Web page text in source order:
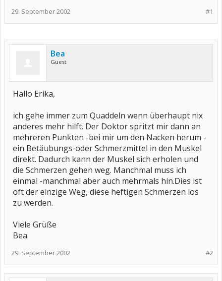
#1
29. September 2002
Bea
Guest
Hallo Erika,
ich gehe immer zum Quaddeln wenn überhaupt nix
anderes mehr hilft. Der Doktor spritzt mir dann an
mehreren Punkten -bei mir um den Nacken herum -
ein Betäubungs-oder Schmerzmittel in den Muskel
direkt. Dadurch kann der Muskel sich erholen und
die Schmerzen gehen weg. Manchmal muss ich
einmal -manchmal aber auch mehrmals hin.Dies ist
oft der einzige Weg, diese heftigen Schmerzen los
zu werden.
Viele Grüße
Bea
#2
29. September 2002